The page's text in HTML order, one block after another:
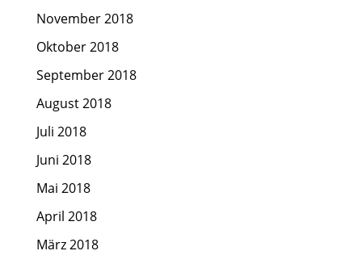
November 2018
Oktober 2018
September 2018
August 2018
Juli 2018
Juni 2018
Mai 2018
April 2018
März 2018